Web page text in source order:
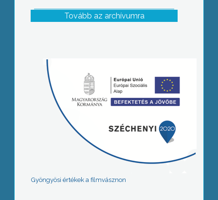
Tovább az archívumra
Gyöngyösi értékek a filmvásznon